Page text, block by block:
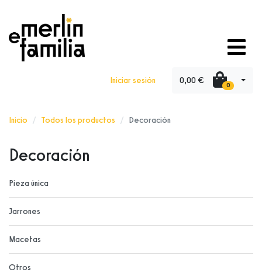
Iniciar sesión 0,00 € 0
Inicio Todos los productos Decoración
Decoración
Pieza única
Jarrones
Macetas
Otros